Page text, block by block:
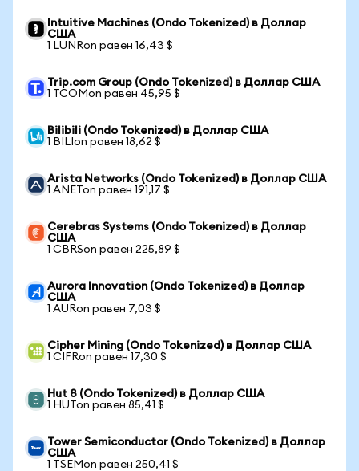
Intuitive Machines (Ondo Tokenized) в Доллар
США
1 LUNRon равен 16,43 $
Trip.com Group (Ondo Tokenized) в Доллар США
1 TCOMon равен 45,95 $
Bilibili (Ondo Tokenized) в Доллар США
1 BILIon равен 18,62 $
Arista Networks (Ondo Tokenized) в Доллар США
1 ANETon равен 191,17 $
Cerebras Systems (Ondo Tokenized) в Доллар
США
1 CBRSon равен 225,89 $
Aurora Innovation (Ondo Tokenized) в Доллар
США
1 AURon равен 7,03 $
Cipher Mining (Ondo Tokenized) в Доллар США
1 CIFRon равен 17,30 $
Hut 8 (Ondo Tokenized) в Доллар США
1 HUTon равен 85,41 $
Tower Semiconductor (Ondo Tokenized) в Доллар
США
1 TSEMon равен 250,41 $